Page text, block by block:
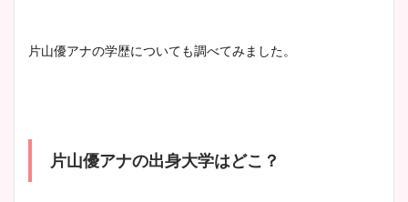
清水麻椰アナのかわいい画
大家彩香アナのかわいいカッ
片山優アナの学歴についても調べてみました。
片山優アナの出身大学はどこ？